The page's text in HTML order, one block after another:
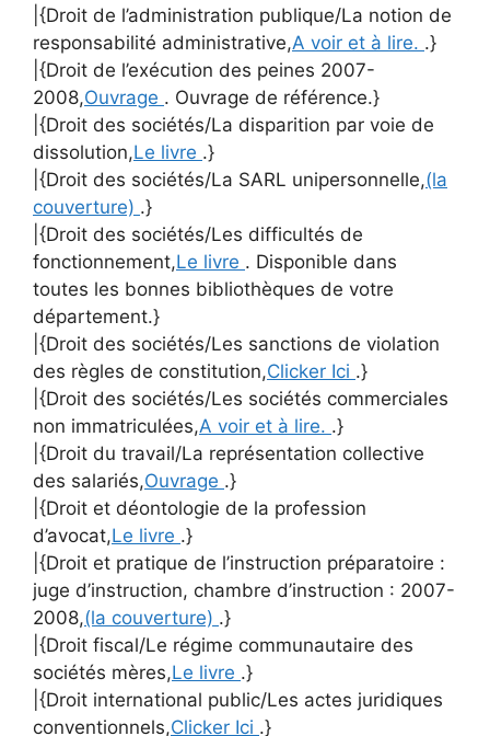
|{Droit de l’administration publique/La notion de
responsabilité administrative,A voir et à lire. .}
|{Droit de l’exécution des peines 2007-
2008,Ouvrage . Ouvrage de référence.}
|{Droit des sociétés/La disparition par voie de
dissolution,Le livre .}
|{Droit des sociétés/La SARL unipersonnelle,(la
couverture) .}
|{Droit des sociétés/Les difficultés de
fonctionnement,Le livre . Disponible dans
toutes les bonnes bibliothèques de votre
département.}
|{Droit des sociétés/Les sanctions de violation
des règles de constitution,Clicker Ici .}
|{Droit des sociétés/Les sociétés commerciales
non immatriculées,A voir et à lire. .}
|{Droit du travail/La représentation collective
des salariés,Ouvrage .}
|{Droit et déontologie de la profession
d’avocat,Le livre .}
|{Droit et pratique de l’instruction préparatoire :
juge d’instruction, chambre d’instruction : 2007-
2008,(la couverture) .}
|{Droit fiscal/Le régime communautaire des
sociétés mères,Le livre .}
|{Droit international public/Les actes juridiques
conventionnels,Clicker Ici .}